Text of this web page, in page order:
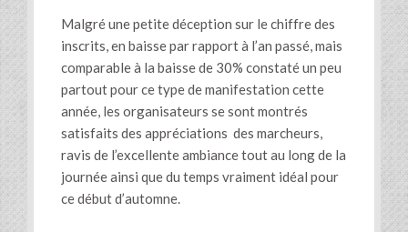
Malgré une petite déception sur le chiffre des
inscrits, en baisse par rapport à l’an passé, mais
comparable à la baisse de 30% constaté un peu
partout pour ce type de manifestation cette
année, les organisateurs se sont montrés
satisfaits des appréciations des marcheurs,
ravis de l’excellente ambiance tout au long de la
journée ainsi que du temps vraiment idéal pour
ce début d’automne.